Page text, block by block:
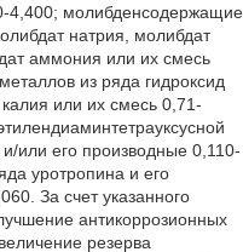
4,400; молибденсодержащие
натрия, молибдат
аммония или их смесь
из ряда гидроксид
или их смесь 0,71-
или его производные 0,110-
уротропина и его
За счет указанного
антикоррозионных
резерва